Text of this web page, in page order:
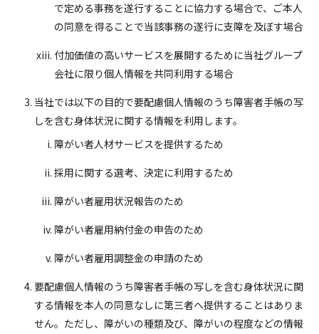
で定める事務を遂行することに協力する場合で、ご本人
の同意を得ることで当該事務の遂行に支障を及ぼす場合
付加価値の高いサービスを展開するために当社グループ
会社に限り個人情報を共同利用する場合
当社では以下の目的で要配慮個人情報のうち障害者手帳の写
しを含む身体状況に関する情報を利用します。
障がい者人材サービスを提供するため
採用に関する選考、決定に利用するため
障がい者雇用状況報告のため
障がい者雇用納付金の申告のため
障がい者雇用調整金の申請のため
要配慮個人情報のうち障害者手帳の写しを含む身体状況に関
する情報を本人の同意なしに第三者へ提供することはありま
せん。ただし、障がいの種類及び、障がいの程度などの情報